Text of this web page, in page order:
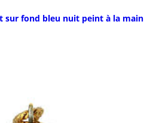
sur fond bleu nuit peint à la